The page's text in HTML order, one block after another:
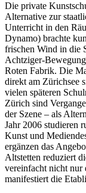
Die private
Alternative zur
Unterricht in den
Dynamo) brachte
frischen Wind in die
Achtziger-
Roten Fabrik. Die
direkt am Zürichsee
vielen späteren
Zürich sind
der Szene – als
Jahr 2006 studieren
Kunst und
ergänzen das
Altstetten reduziert
vereinfacht nicht nur
manifestiert die